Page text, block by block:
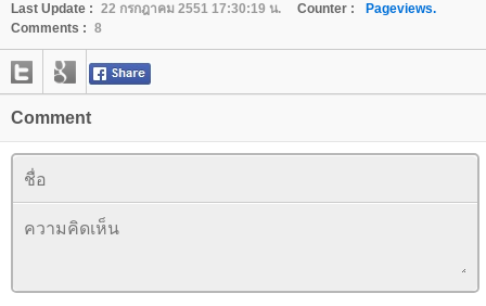
Last Update : 22 กรกฎาคม 2551 17:30:19 น. Counter :
Pageviews.
Comments : 8
Comment